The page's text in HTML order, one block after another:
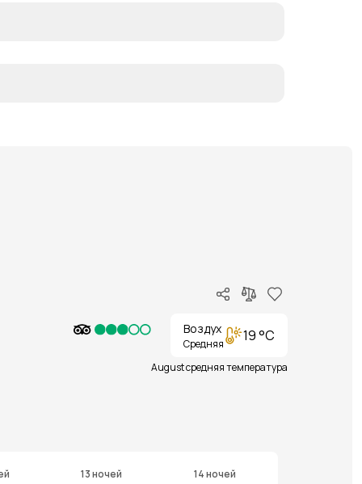
Воздух
Средняя 19 °C
August средняя температура
13 ночей 14 ночей